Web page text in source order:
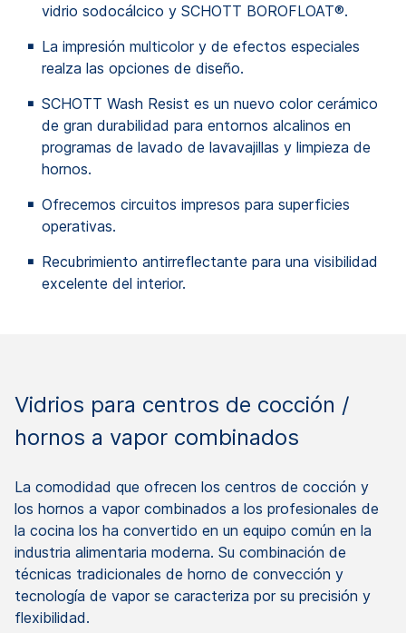
vidrio sodocálcico y SCHOTT BOROFLOAT®.
La impresión multicolor y de efectos especiales
realza las opciones de diseño.
SCHOTT Wash Resist es un nuevo color cerámico
de gran durabilidad para entornos alcalinos en
programas de lavado de lavavajillas y limpieza de
hornos.
Ofrecemos circuitos impresos para superficies
operativas.
Recubrimiento antirreflectante para una visibilidad
excelente del interior.
Vidrios para centros de cocción /
hornos a vapor combinados
La comodidad que ofrecen los centros de cocción y
los hornos a vapor combinados a los profesionales de
la cocina los ha convertido en un equipo común en la
industria alimentaria moderna. Su combinación de
técnicas tradicionales de horno de convección y
tecnología de vapor se caracteriza por su precisión y
flexibilidad.